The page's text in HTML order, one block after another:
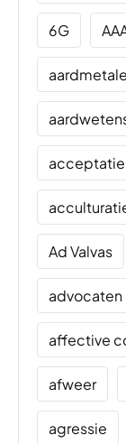
6G
acceptatie
Ad Valvas
advocaten
affective
afweer
agressie